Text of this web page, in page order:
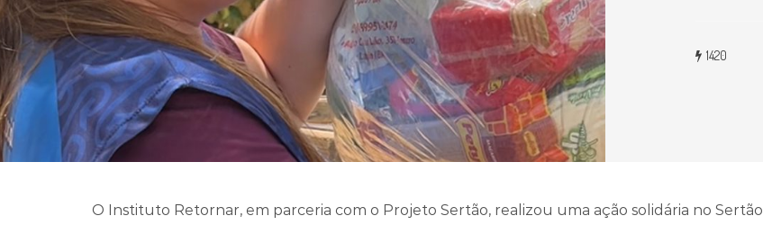
1420
O Instituto Retornar, em parceria com o Projeto Sertão, realizou uma ação solidária no Sertão